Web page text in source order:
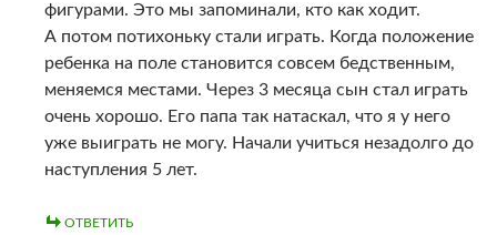
фигурами. Это мы запоминали, кто как ходит.
А потом потихоньку стали играть. Когда положение
ребенка на поле становится совсем бедственным,
меняемся местами. Через 3 месяца сын стал играть
очень хорошо. Его папа так натаскал, что я у него
уже выиграть не могу. Начали учиться незадолго до
наступления 5 лет.
ОТВЕТИТЬ